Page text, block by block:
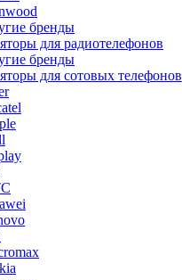
бренды
для радиотелефонов
бренды
для сотовых телефонов